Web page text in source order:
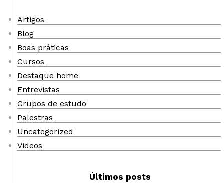
Artigos
Blog
Boas práticas
Cursos
Destaque home
Entrevistas
Grupos de estudo
Palestras
Uncategorized
Videos
Últimos posts